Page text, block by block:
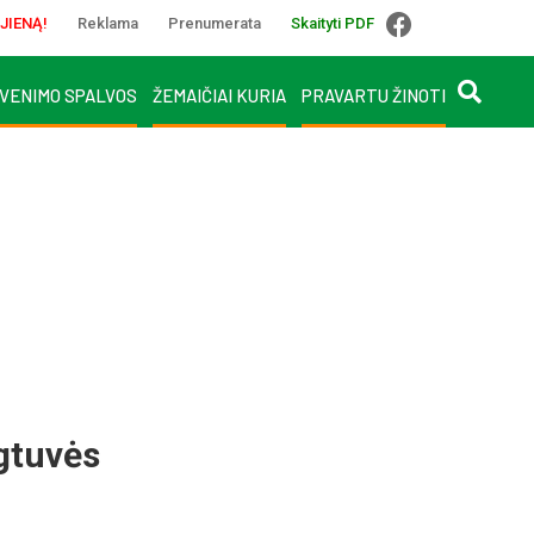
Reklama Prenumerata Skaityti PDF
SPALVOS ŽEMAIČIAI KURIA PRAVARTU ŽINOTI